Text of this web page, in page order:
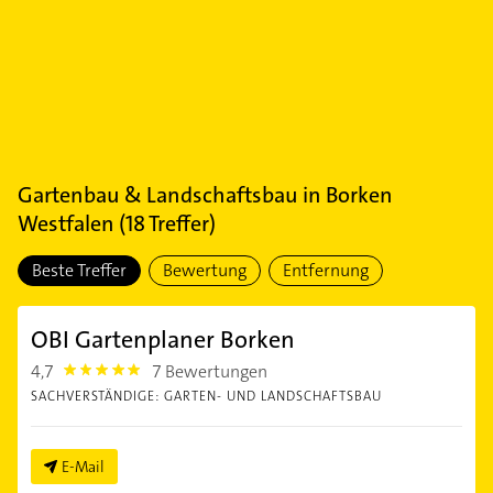
Gartenbau & Landschaftsbau in Borken
Westfalen (18Treffer)
Beste Treffer Bewertung Entfernung
OBI Gartenplaner Borken
4,7 4.7000003 7 Bewertungen
SACHVERSTÄNDIGE: GARTEN- UND LANDSCHAFTSBAU
E-Mail